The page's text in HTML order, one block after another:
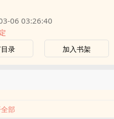
06 03:26:40
录 加入书架
部